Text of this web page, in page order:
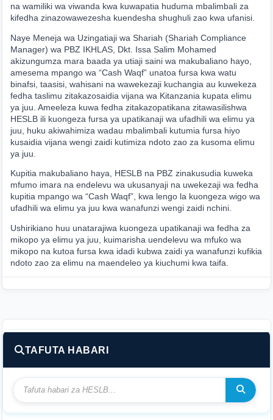
na wamiliki wa viwanda kwa kuwapatia huduma mbalimbali za
kifedha zinazowawezesha kuendesha shughuli zao kwa ufanisi.
Naye Meneja wa Uzingatiaji wa Shariah (Shariah Compliance
Manager) wa PBZ IKHLAS, Dkt. Issa Salim Mohamed
akizungumza mara baada ya utiaji saini wa makubaliano hayo,
amesema mpango wa “Cash Waqf” unatoa fursa kwa watu
binafsi, taasisi, wahisani na wawekezaji kuchangia au kuwekeza
fedha taslimu zitakazosaidia vijana wa Kitanzania kupata elimu
ya juu. Ameeleza kuwa fedha zitakazopatikana zitawasilishwa
HESLB ili kuongeza fursa ya upatikanaji wa ufadhili wa elimu ya
juu, huku akiwahimiza wadau mbalimbali kutumia fursa hiyo
kusaidia vijana wengi zaidi kutimiza ndoto zao za kusoma elimu
ya juu.
Kupitia makubaliano haya, HESLB na PBZ zinakusudia kuweka
mfumo imara na endelevu wa ukusanyaji na uwekezaji wa fedha
kupitia mpango wa “Cash Waqf”, kwa lengo la kuongeza wigo wa
ufadhili wa elimu ya juu kwa wanafunzi wengi zaidi nchini.
Ushirikiano huu unatarajiwa kuongeza upatikanaji wa fedha za
mikopo ya elimu ya juu, kuimarisha uendelevu wa mfuko wa
mikopo na kutoa fursa kwa idadi kubwa zaidi ya wanafunzi kufikia
ndoto zao za elimu na maendeleo ya kiuchumi kwa taifa.
TAFUTA HABARI